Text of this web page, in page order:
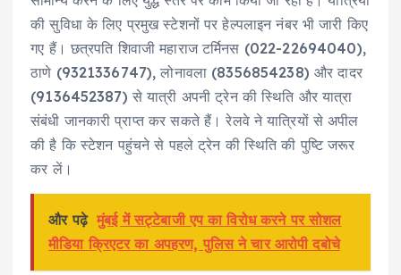
की सुविधा के लिए प्रमुख स्टेशनों पर हेल्पलाइन नंबर भी जारी किए
गए हैं। छत्रपति शिवाजी महाराज टर्मिनस (022-22694040),
ठाणे (9321336747), लोनावला (8356854238) और दादर
(9136452387) से यात्री अपनी ट्रेन की स्थिति और यात्रा
संबंधी जानकारी प्राप्त कर सकते हैं। रेलवे ने यात्रियों से अपील
की है कि स्टेशन पहुंचने से पहले ट्रेन की स्थिति की पुष्टि जरूर
कर लें।
और पढ़े मुंबई में सट्टेबाजी एप का विरोध करने पर सोशल
मीडिया क्रिएटर का अपहरण, पुलिस ने चार आरोपी दबोचे